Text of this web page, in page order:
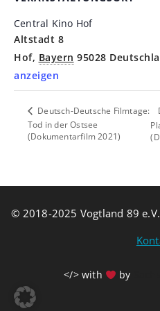
Central Kino Hof
Altstadt 8
Hof, Bayern 95028
anzeigen
Deutsch-Deutsche Filmtage:
Tod in der Ostsee
(Dokumentarfilm 2021)
© 2018-2025 Vogtland 89 e.V.
</> with by